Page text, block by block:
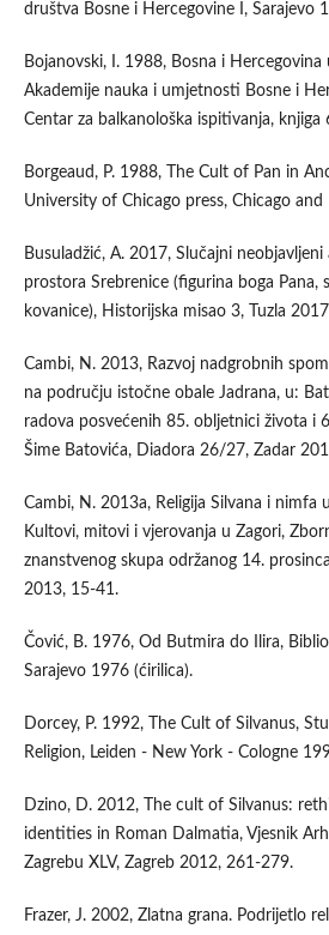
društva Bosne i Hercegovine I, Sarajevo
Bojanovski, I. 1988, Bosna i
Akademije nauka i umjetnosti Bosne i
Centar za balkanološka ispitivanja, knjiga
Borgeaud, P. 1988, The Cult of Pan in
University of Chicago press, Chicago
Busuladžić, A. 2017, Slučajni neobjavljeni
prostora Srebrenice (figurina boga Pana,
kovanice), Historijska misao 3, Tuzla
Cambi, N. 2013, Razvoj nadgrobnih
na području istočne obale Jadrana, u:
radova posvećenih 85. obljetnici života i
Šime Batovića, Diadora 26/27, Zadar
Cambi, N. 2013a, Religija Silvana i nimfa
Kultovi, mitovi i vjerovanja u Zagori,
znanstvenog skupa održanog 14.
2013, 15-41.
Čović, B. 1976, Od Butmira do Ilira,
Sarajevo 1976 (ćirilica).
Dorcey, P. 1992, The Cult of Silvanus,
Religion, Leiden - New York - Cologne
Dzino, D. 2012, The cult of Silvanus:
identities in Roman Dalmatia, Vjesnik
Zagrebu XLV, Zagreb 2012, 261-279.
Frazer, J. 2002, Zlatna grana. Podrijetlo